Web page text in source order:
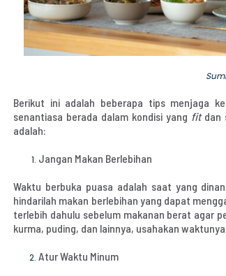
Sumber:
Berikut ini adalah beberapa tips menjaga
senantiasa berada dalam kondisi yang fitdan
adalah:
Jangan Makan Berlebihan
Waktu berbuka puasa adalah saat yang
hindarilah makan berlebihan yang dapat
terlebih dahulu sebelum makanan berat agar
kurma, puding, dan lainnya, usahakan
Atur Waktu Minum